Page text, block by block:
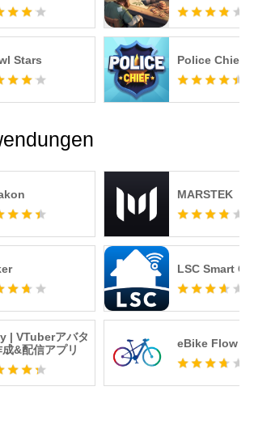
Stars Police Chief
| VTuberアバタ
成&配信アプリ
MARSTEK
LSC Smart
eBike Flow